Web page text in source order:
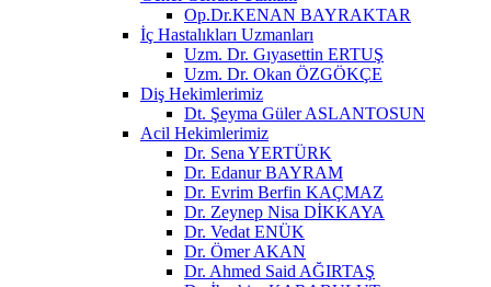
Op.Dr.KENAN BAYRAKTAR
İç Hastalıkları Uzmanları
Uzm. Dr. Gıyasettin ERTUŞ
Uzm. Dr. Okan ÖZGÖKÇE
Diş Hekimlerimiz
Dt. Şeyma Güler ASLANTOSUN
Acil Hekimlerimiz
Dr. Sena YERTÜRK
Dr. Edanur BAYRAM
Dr. Evrim Berfin KAÇMAZ
Dr. Zeynep Nisa DİKKAYA
Dr. Vedat ENÜK
Dr. Ömer AKAN
Dr. Ahmed Said AĞIRTAŞ